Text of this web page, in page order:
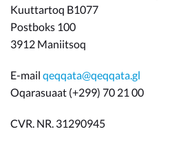
Kuuttartoq B1077
Postboks 100
3912 Maniitsoq
E-mail qeqqata@qeqqata.gl
Oqarasuaat (+299) 70 21 00
CVR. NR. 31290945